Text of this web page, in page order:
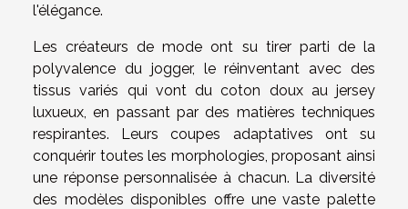
l'élégance.
Les créateurs de mode ont su tirer parti de la
polyvalence du jogger, le réinventant avec des
tissus variés qui vont du coton doux au jersey
luxueux, en passant par des matières techniques
respirantes. Leurs coupes adaptatives ont su
conquérir toutes les morphologies, proposant ainsi
une réponse personnalisée à chacun. La diversité
des modèles disponibles offre une vaste palette